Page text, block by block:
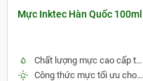
Mực Inktec Hàn Quốc 100ml
Chất lượng mực cao cấp từ InkTec Hàn Quốc
Công thức mực tối ưu cho máy in phun